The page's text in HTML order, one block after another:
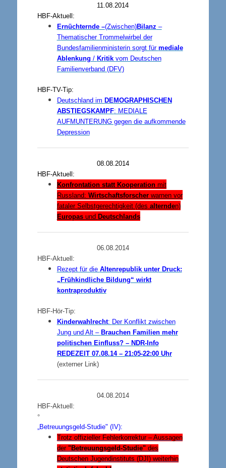
11.08.2014
HBF-Aktuell:
Ernüchternde –(Zwischen)Bilanz –
Thematischer Trommelwirbel der
Bundesfamilienministerin sorgt für mediale
Ablenkung / Kritik vom Deutschen
Familienverband (DFV)
HBF-TV-Tip:
Deutschland im DEMOGRAPHISCHEN
ABSTIEGSKAMPF: MEDIALE
AUFMUNTERUNG gegen die aufkommende
Depression
08.08.2014
HBF-Aktuell:
Konfrontation statt Kooperationmit
Russland: Wirtschaftsforscher warnen vor
fataler Selbstgerechtigkeit (des alternden)
Europas und Deutschlands
06.08.2014
HBF-Aktuell:
Rezept für die Altenrepublik unter Druck:
„Frühkindliche Bildung“ wirkt
kontraproduktiv
HBF-Hör-Tip:
Kinderwahlrecht: Der Konflikt zwischen
Jung und Alt – Brauchen Familien mehr
politischen Einfluss? – NDR-Info
REDEZEIT 07.08.14 – 21:05-22:00 Uhr
(externer Link)
04.08.2014
HBF-Aktuell:
°
„Betreuungsgeld-Studie" (IV):
Trotz offizieller Fehlerkorrektur – Aussagen
der "Betreuungsgeld-Studie" des
Deutschen Jugendinstituts (DJI) weiterhin